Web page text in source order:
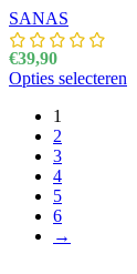
SANAS
€39,90
Opties selecteren
1
2
3
4
5
6
→